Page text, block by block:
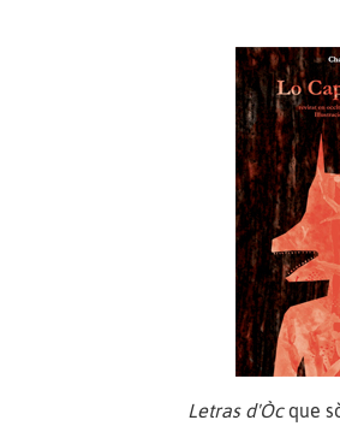
Letras d'Òcque